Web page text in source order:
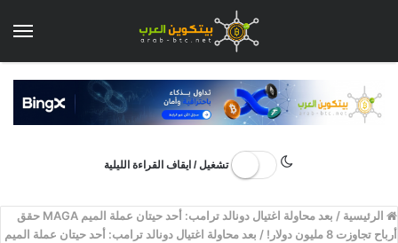
تشغيل / ايقاف القراءة الليلية
الرئيسية /
بعد محاولة اغتيال دونالد ترامب: أحد حيتان عملة الميم MAGA حقق
أرباح تجاوزت 8 مليون دولار!
/ بعد محاولة اغتيال دونالد ترامب: أحد حيتان عملة الميم